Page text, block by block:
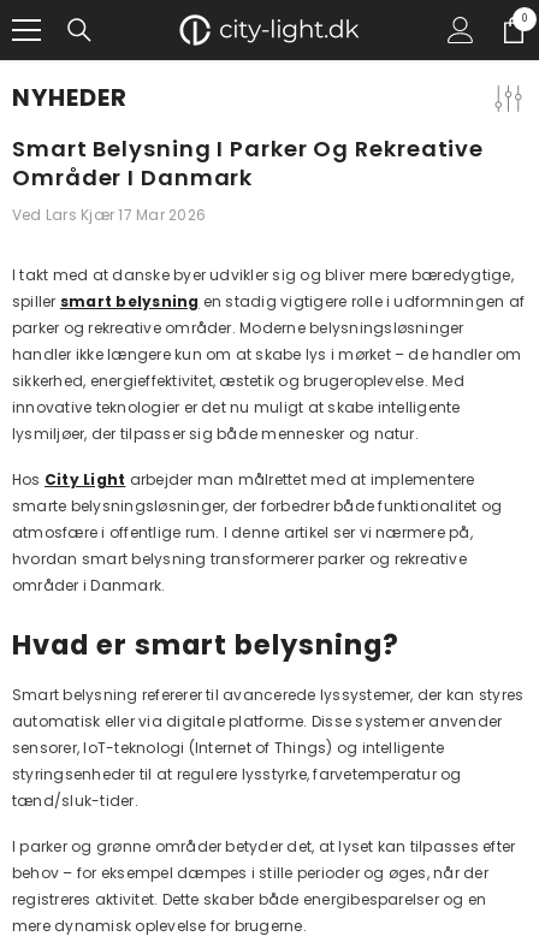
00
NYHEDER
Smart Belysning I Parker Og Rekreative
Områder I Danmark
Ved Lars Kjær 17 Mar 2026
I takt med at danske byer udvikler sig og bliver mere bæredygtige,
spiller smart belysning en stadig vigtigere rolle i udformningen af
parker og rekreative områder. Moderne belysningsløsninger
handler ikke længere kun om at skabe lys i mørket – de handler om
sikkerhed, energieffektivitet, æstetik og brugeroplevelse. Med
innovative teknologier er det nu muligt at skabe intelligente
lysmiljøer, der tilpasser sig både mennesker og natur.
Hos City Light arbejder man målrettet med at implementere
smarte belysningsløsninger, der forbedrer både funktionalitet og
atmosfære i offentlige rum. I denne artikel ser vi nærmere på,
hvordan smart belysning transformerer parker og rekreative
områder i Danmark.
Hvad er smart belysning?
Smart belysning refererer til avancerede lyssystemer, der kan styres
automatisk eller via digitale platforme. Disse systemer anvender
sensorer, IoT-teknologi (Internet of Things) og intelligente
styringsenheder til at regulere lysstyrke, farvetemperatur og
tænd/sluk-tider.
I parker og grønne områder betyder det, at lyset kan tilpasses efter
behov – for eksempel dæmpes i stille perioder og øges, når der
registreres aktivitet. Dette skaber både energibesparelser og en
mere dynamisk oplevelse for brugerne.